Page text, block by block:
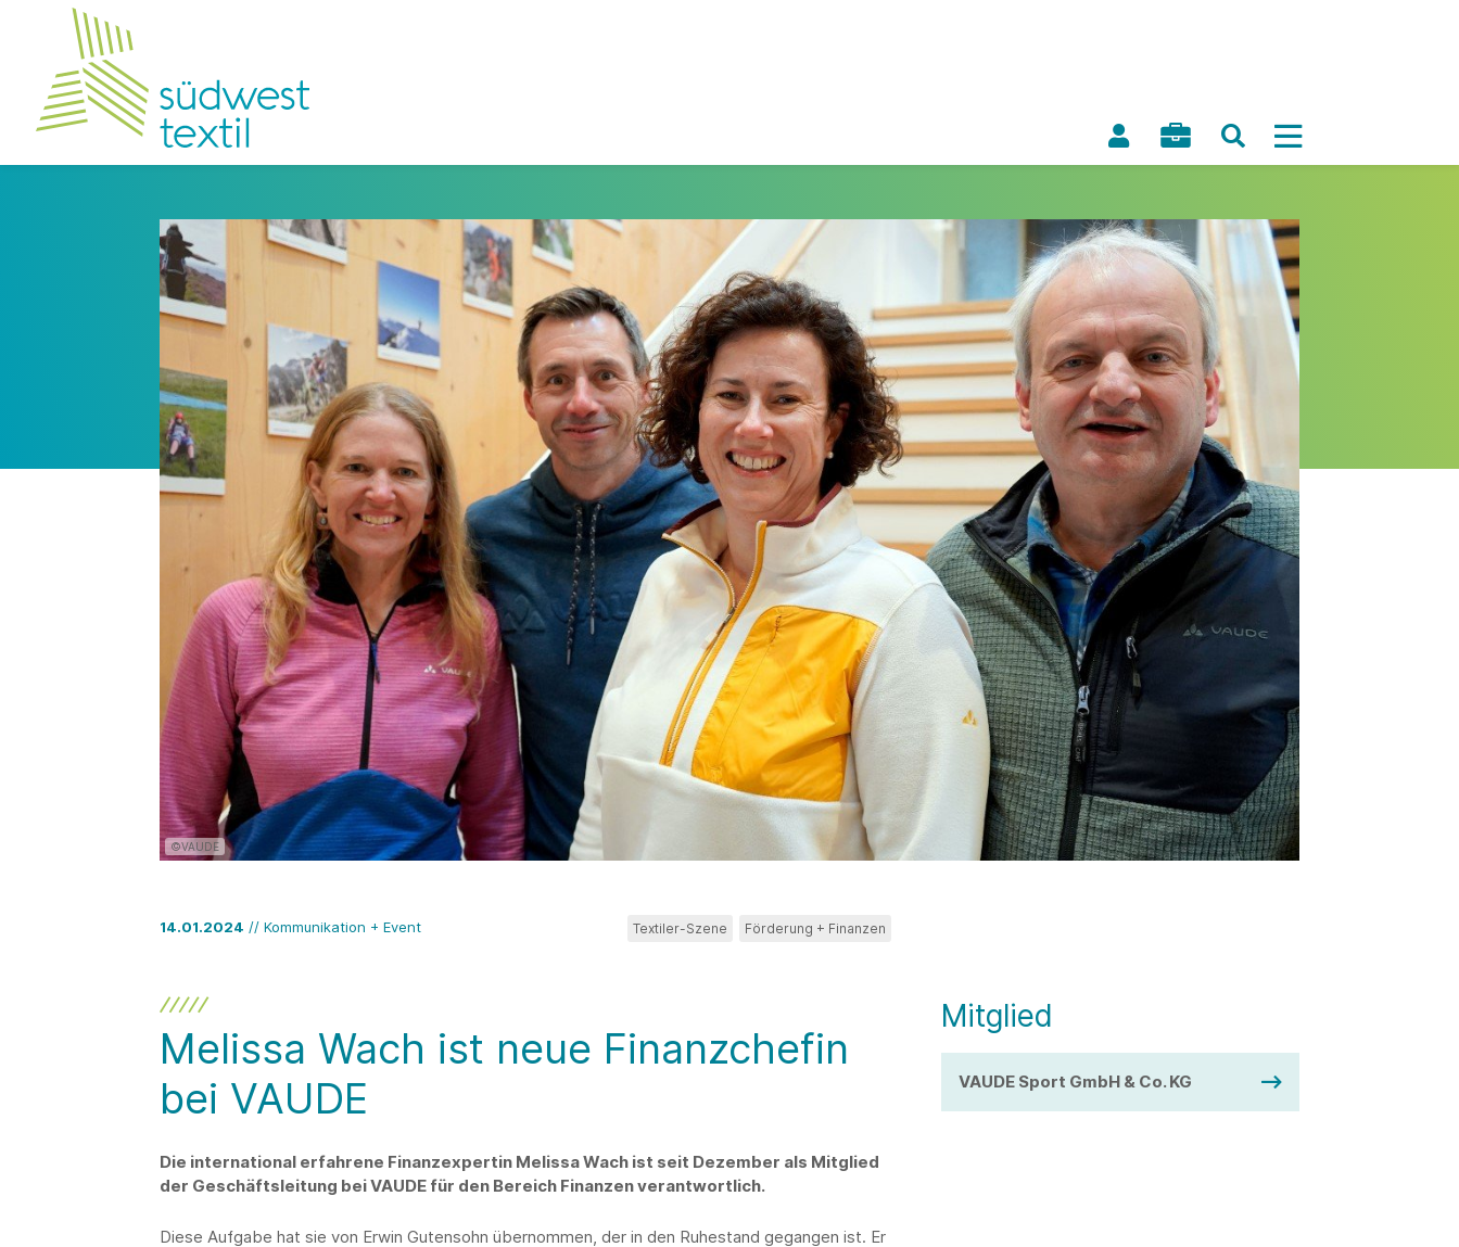
©VAUDE
14.01.2024 // Kommunikation + Event Textiler-Szene Förderung + Finanzen
Melissa Wach ist neue Finanzchefin
bei VAUDE
Die international erfahrene Finanzexpertin Melissa Wach ist seit Dezember als Mitglied
der Geschäftsleitung bei VAUDE für den Bereich Finanzen verantwortlich.
Diese Aufgabe hat sie von Erwin Gutensohn übernommen, der in den Ruhestand gegangen ist. Er
Mitglied
VAUDE Sport GmbH & Co. KG